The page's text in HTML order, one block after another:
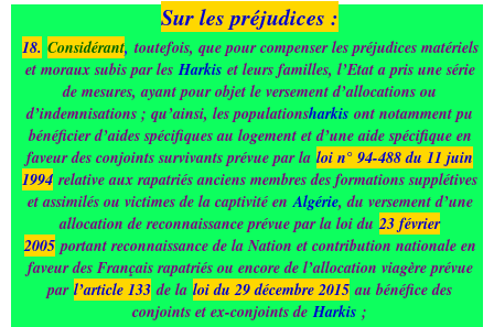
Sur les préjudices :
18. Considérant, toutefois, que pour compenser les préjudices matériels
et moraux subis par lesHarkis et leurs familles, l’Etat a pris une série
de mesures, ayant pour objet le versement d’allocations ou
d’indemnisations ; qu’ainsi, les populationsharkis ont notamment pu
bénéficier d’aides spécifiques au logement et d’une aide spécifique en
faveur des conjoints survivants prévue par la loi n° 94-488 du 11 juin
1994 relative aux rapatriés anciens membres des formations supplétives
et assimilés ou victimes de la captivité enAlgérie, du versement d’une
allocation de reconnaissance prévue par la loi du23 février
2005portant reconnaissance de la Nation et contribution nationale en
faveur des Français rapatriés ou encore de l’allocation viagère prévue
par l’article 133 de la loi du 29 décembre 2015 au bénéfice des
conjoints et ex-conjoints deHarkis ;